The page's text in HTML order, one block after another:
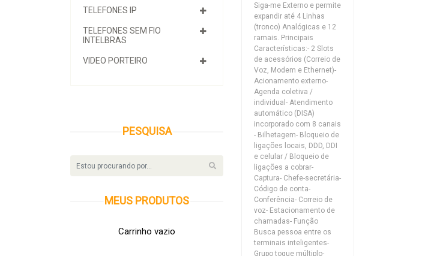
TELEFONES IP
TELEFONES SEM FIO
INTELBRAS
VIDEO PORTEIRO
PESQUISA
MEUS PRODUTOS
Carrinho vazio
Siga-me Externo e permite
expandir até 4 Linhas
(tronco) Analógicas e 12
ramais. Principais
Características:- 2 Slots
de acessórios (Correio de
Voz, Modem e Ethernet)-
Acionamento externo-
Agenda coletiva /
individual- Atendimento
automático (DISA)
incorporado com 8 canais
- Bilhetagem- Bloqueio de
ligações locais, DDD, DDI
e celular / Bloqueio de
ligações a cobrar-
Captura- Chefe-secretária-
Código de conta-
Conferência- Correio de
voz- Estacionamento de
chamadas- Função
Busca pessoa entre os
terminais inteligentes-
Grupo toque múltiplo-